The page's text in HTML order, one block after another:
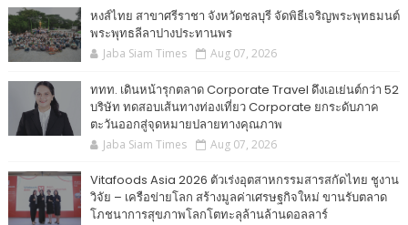
หงส์ไทย สาขาศรีราชา จังหวัดชลบุรี จัดพิธีเจริญพระพุทธมนต์
พระพุทธลีลาปางประทานพร
Jaba Siam Times Aug 07, 2026
ททท. เดินหน้ารุกตลาด Corporate Travel ดึงเอเย่นต์กว่า 52
บริษัท ทดสอบเส้นทางท่องเที่ยว Corporate ยกระดับภาค
ตะวันออกสู่จุดหมายปลายทางคุณภาพ
Jaba Siam Times Aug 07, 2026
Vitafoods Asia 2026 ตัวเร่งอุตสาหกรรมสารสกัดไทย ชูงาน
วิจัย – เครือข่ายโลก สร้างมูลค่าเศรษฐกิจใหม่ ขานรับตลาด
โภชนาการสุขภาพโลกโตทะลุล้านล้านดอลลาร์